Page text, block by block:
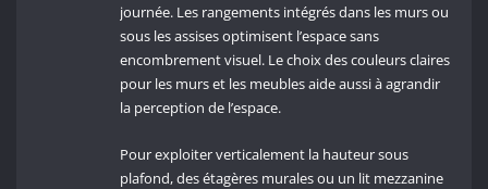
journée. Les rangements intégrés dans les murs ou
sous les assises optimisent l’espace sans
encombrement visuel. Le choix des couleurs claires
pour les murs et les meubles aide aussi à agrandir
la perception de l’espace.
Pour exploiter verticalement la hauteur sous
plafond, des étagères murales ou un lit mezzanine